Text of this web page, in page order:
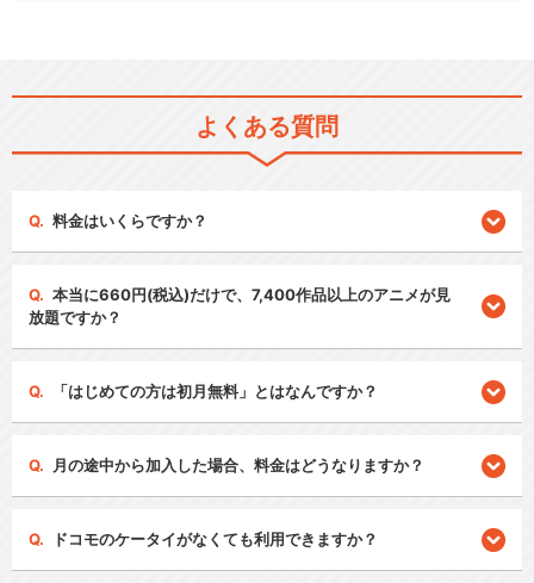
よくある質問
料金はいくらですか？
本当に660円(税込)だけで、7,400作品以上のアニメが見
放題ですか？
「はじめての方は初月無料」とはなんですか？
月の途中から加入した場合、料金はどうなりますか？
ドコモのケータイがなくても利用できますか？